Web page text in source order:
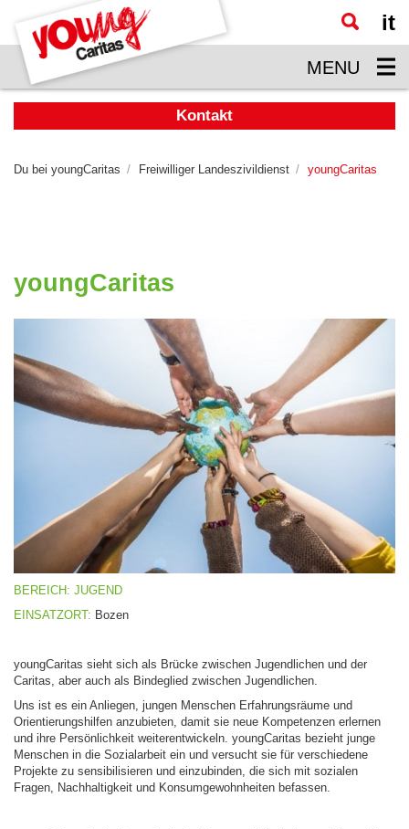
Zum
Hauptinhalt
springen
it
MENU
Kontakt
Du bei youngCaritas Freiwilliger Landeszivildienst youngCaritas
youngCaritas
BEREICH: JUGEND
EINSATZORT: Bozen
youngCaritas sieht sich als Brücke zwischen Jugendlichen und der
Caritas, aber auch als Bindeglied zwischen Jugendlichen.
Uns ist es ein Anliegen, jungen Menschen Erfahrungsräume und
Orientierungshilfen anzubieten, damit sie neue Kompetenzen erlernen
und ihre Persönlichkeit weiterentwickeln. youngCaritas bezieht junge
Menschen in die Sozialarbeit ein und versucht sie für verschiedene
Projekte zu sensibilisieren und einzubinden, die sich mit sozialen
Fragen, Nachhaltigkeit und Konsumgewohnheiten befassen.